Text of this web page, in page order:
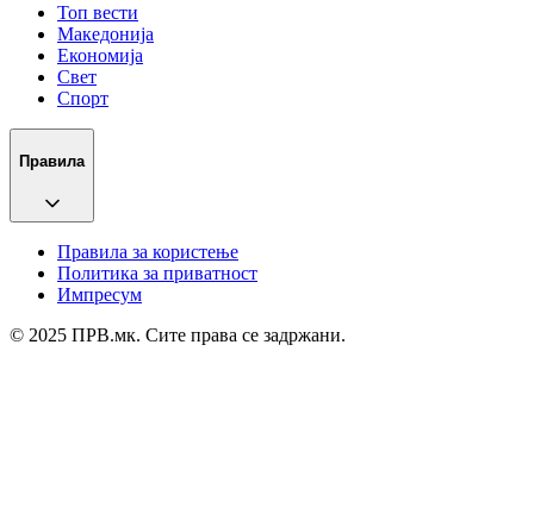
Топ вести
Македонија
Економија
Свет
Спорт
Правила
Правила за користење
Политика за приватност
Импресум
© 2025 ПРВ.мк. Сите права се задржани.